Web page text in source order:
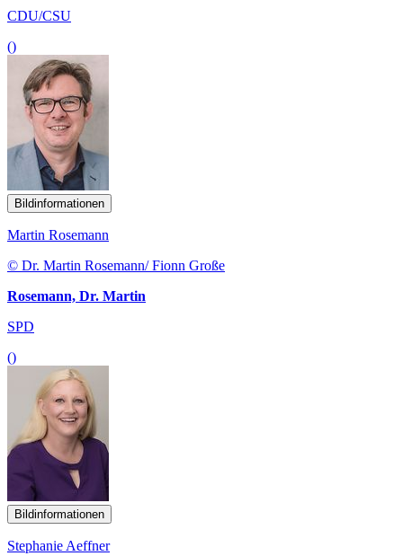
CDU/CSU
()
Bildinformationen
Martin Rosemann
© Dr. Martin Rosemann/ Fionn Große
Rosemann, Dr. Martin
SPD
()
Bildinformationen
Stephanie Aeffner